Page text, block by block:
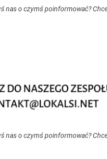
nas o czymś poinformować?
nas o czymś poinformować?